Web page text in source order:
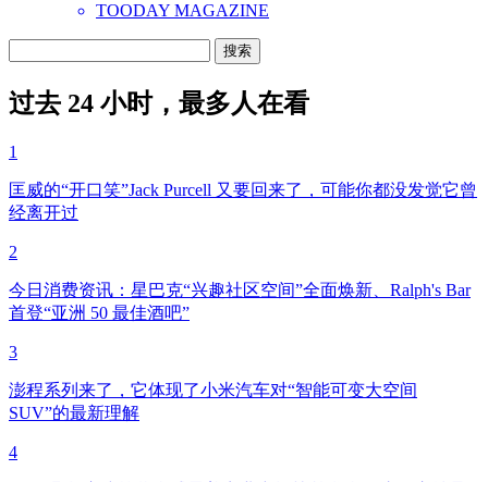
TOODAY MAGAZINE
过去 24 小时，最多人在看
1
匡威的“开口笑”Jack Purcell 又要回来了，可能你都没发觉它曾
经离开过
2
今日消费资讯：星巴克“兴趣社区空间”全面焕新、Ralph's Bar
首登“亚洲 50 最佳酒吧”
3
澎程系列来了，它体现了小米汽车对“智能可变大空间
SUV”的最新理解
4